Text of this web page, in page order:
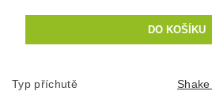
Typ příchutě